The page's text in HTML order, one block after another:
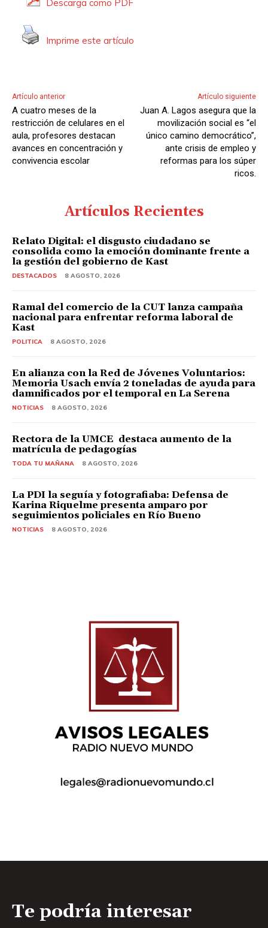
o
Descarga como PDF
Imprime este artículo
Artículo anterior
A cuatro meses de la
restricción de celulares en el
aula, profesores destacan
avances en concentración y
convivencia escolar
Artículo siguiente
Juan A. Lagos asegura que la
movilización social es “el
único camino democrático”,
ante crisis de empleo y
reformas para los súper
ricos.
Artículos Recientes
Relato Digital: el disgusto ciudadano se
consolida como la emoción dominante frente a
la gestión del gobierno de Kast
DESTACADOS 8 AGOSTO, 2026
Ramal del comercio de la CUT lanza campaña
nacional para enfrentar reforma laboral de
Kast
POLITICA 8 AGOSTO, 2026
En alianza con la Red de Jóvenes Voluntarios:
Memoria Usach envía 2 toneladas de ayuda para
damnificados por el temporal en La Serena
NOTICIAS 8 AGOSTO, 2026
Rectora de la UMCE destaca aumento de la
matrícula de pedagogías
TODA TU MAÑANA 8 AGOSTO, 2026
La PDI la seguía y fotografiaba: Defensa de
Karina Riquelme presenta amparo por
seguimientos policiales en Río Bueno
NOTICIAS 8 AGOSTO, 2026
Te podría interesar